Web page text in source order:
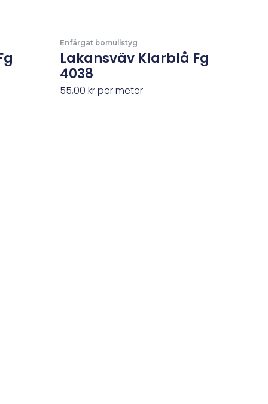
Enfärgat bomullstyg
Lakansväv Klarblå Fg
4038
55,00krper meter